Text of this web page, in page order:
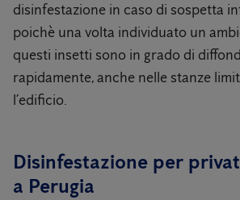
disinfestazione in caso di sospetta
poichè una volta individuato un
questi insetti sono in grado di
rapidamente, anche nelle stanze
l’edificio.
Disinfestazione per
a Perugia